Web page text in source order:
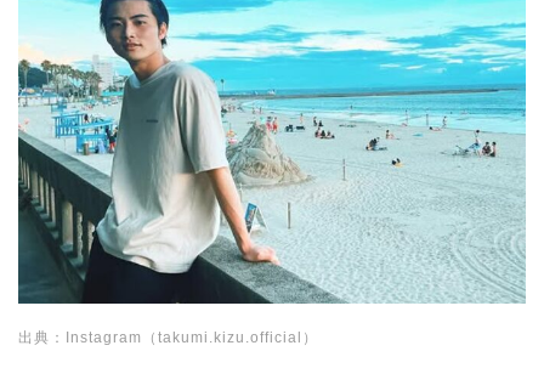
出典：Instagram（takumi.kizu.official）